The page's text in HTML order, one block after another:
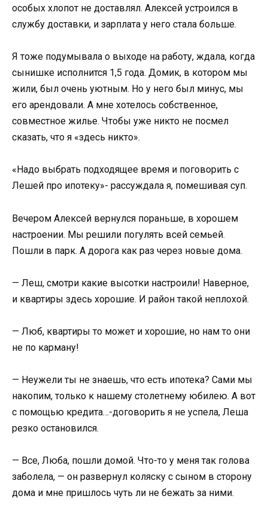
особых хлопот не доставлял. Алексей устроился в
службу доставки, и зарплата у него стала больше.
Я тоже подумывала о выходе на работу, ждала, когда
сынишке исполнится 1,5 года. Домик, в котором мы
жили, был очень уютным. Но у него был минус, мы
его арендовали. А мне хотелось собственное,
совместное жилье. Чтобы уже никто не посмел
сказать, что я «здесь никто».
«Надо выбрать подходящее время и поговорить с
Лешей про ипотеку»- рассуждала я, помешивая суп.
Вечером Алексей вернулся пораньше, в хорошем
настроении. Мы решили погулять всей семьей.
Пошли в парк. А дорога как раз через новые дома.
— Леш, смотри какие высотки настроили! Наверное,
и квартиры здесь хорошие. И район такой неплохой.
— Люб, квартиры то может и хорошие, но нам то они
не по карману!
— Неужели ты не знаешь, что есть ипотека? Сами мы
накопим, только к нашему столетнему юбилею. А вот
с помощью кредита…-договорить я не успела, Леша
резко остановился.
— Все, Люба, пошли домой. Что-то у меня так голова
заболела, — он развернул коляску с сыном в сторону
дома и мне пришлось чуть ли не бежать за ними.